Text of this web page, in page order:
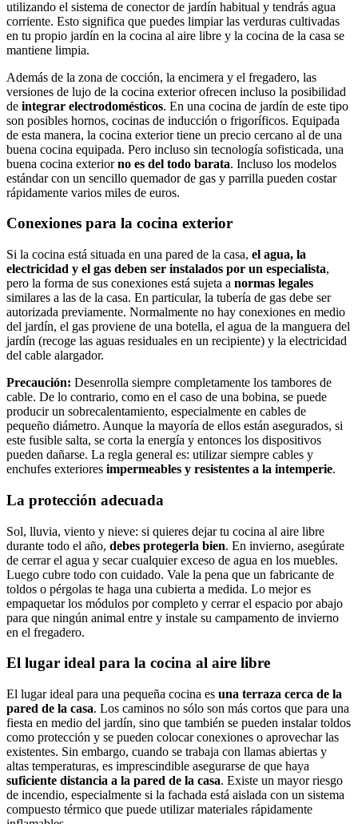
utilizando el sistema de conector de jardín habitual y tendrás agua
corriente. Esto significa que puedes limpiar las verduras cultivadas
en tu propio jardín en la cocina al aire libre y la cocina de la casa se
mantiene limpia.
Además de la zona de cocción, la encimera y el fregadero, las
versiones de lujo de la cocina exterior ofrecen incluso la posibilidad
de integrar electrodomésticos. En una cocina de jardín de este tipo
son posibles hornos, cocinas de inducción o frigoríficos. Equipada
de esta manera, la cocina exterior tiene un precio cercano al de una
buena cocina equipada. Pero incluso sin tecnología sofisticada, una
buena cocina exteriorno es del todo barata. Incluso los modelos
estándar con un sencillo quemador de gas y parrilla pueden costar
rápidamente varios miles de euros.
Conexiones para la cocina exterior
Si la cocina está situada en una pared de la casa, el agua, la
electricidad y el gas deben ser instalados por un especialista,
pero la forma de sus conexiones está sujeta a normas legales
similares a las de la casa. En particular, la tubería de gas debe ser
autorizada previamente. Normalmente no hay conexiones en medio
del jardín, el gas proviene de una botella, el agua de la manguera del
jardín (recoge las aguas residuales en un recipiente) y la electricidad
del cable alargador.
Precaución: Desenrolla siempre completamente los tambores de
cable. De lo contrario, como en el caso de una bobina, se puede
producir un sobrecalentamiento, especialmente en cables de
pequeño diámetro. Aunque la mayoría de ellos están asegurados, si
este fusible salta, se corta la energía y entonces los dispositivos
pueden dañarse. La regla general es: utilizar siempre cables y
enchufes exteriores impermeables y resistentes a la intemperie.
La protección adecuada
Sol, lluvia, viento y nieve: si quieres dejar tu cocina al aire libre
durante todo el año, debes protegerla bien. En invierno, asegúrate
de cerrar el agua y secar cualquier exceso de agua en los muebles.
Luego cubre todo con cuidado. Vale la pena que un fabricante de
toldos o pérgolas te haga una cubierta a medida. Lo mejor es
empaquetar los módulos por completo y cerrar el espacio por abajo
para que ningún animal entre y instale su campamento de invierno
en el fregadero.
El lugar ideal para la cocina al aire libre
El lugar ideal para una pequeña cocina es una terraza cerca de la
pared de la casa. Los caminos no sólo son más cortos que para una
fiesta en medio del jardín, sino que también se pueden instalar toldos
como protección y se pueden colocar conexiones o aprovechar las
existentes. Sin embargo, cuando se trabaja con llamas abiertas y
altas temperaturas, es imprescindible asegurarse de que haya
suficiente distancia a la pared de la casa. Existe un mayor riesgo
de incendio, especialmente si la fachada está aislada con un sistema
compuesto térmico que puede utilizar materiales rápidamente